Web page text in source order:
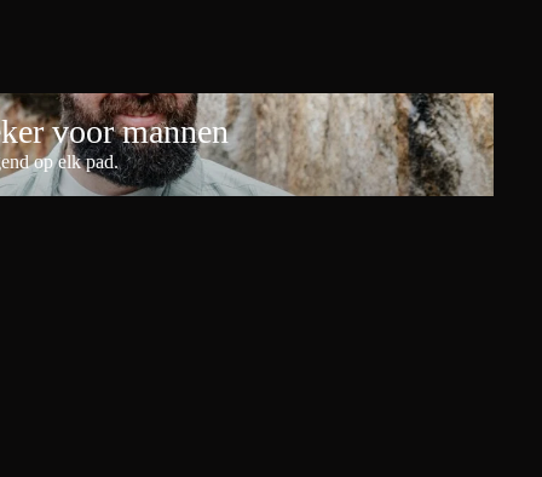
voor mannen
op elk pad.